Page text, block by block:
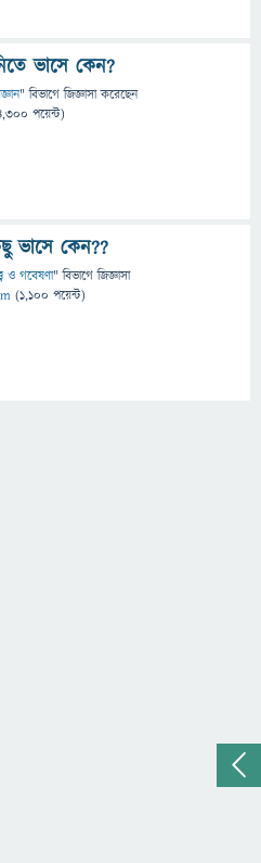
ভাসে কেন?
" বিভাগে জিজ্ঞাসাকরেছেন
পয়েন্ট)
ভাসে কেন??
ও গবেষণা" বিভাগে জিজ্ঞাসা
(1,100 পয়েন্ট)